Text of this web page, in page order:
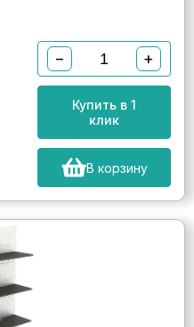
− +
Купить в 1
клик
В корзину